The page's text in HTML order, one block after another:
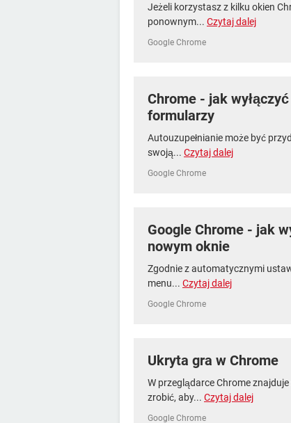
Jeżeli korzystasz z kilku okien
ponownym... Czytaj dalej
Google Chrome
Chrome - jak
formularzy
Autouzupełnianie może być
swoją... Czytaj dalej
Google Chrome
Google Chrome - jak
nowym oknie
Zgodnie z automatycznymi
menu... Czytaj dalej
Google Chrome
Ukryta gra w Chrome
W przeglądarce Chrome
zrobić, aby... Czytaj dalej
Google Chrome